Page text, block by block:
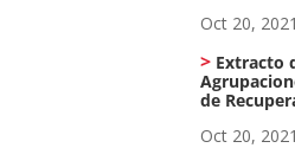
Oct 20, 2021
Extracto
de
Oct 20, 2021